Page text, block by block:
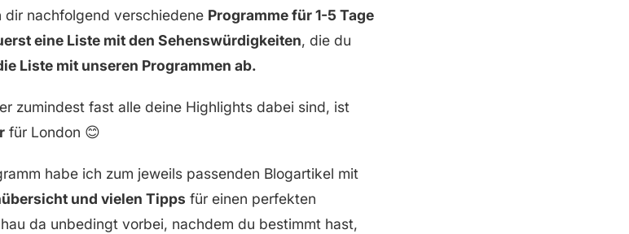
nachfolgend verschiedene Programme für 1-5 Tage
eine Liste mit den Sehenswürdigkeiten, die du
Liste mit unseren Programmen ab.
zumindest fast alle deine Highlights dabei sind, ist
für London 😊
habe ich zum jeweils passenden Blogartikel mit
und vielen Tipps für einen perfekten
da unbedingt vorbei, nachdem du bestimmt hast,